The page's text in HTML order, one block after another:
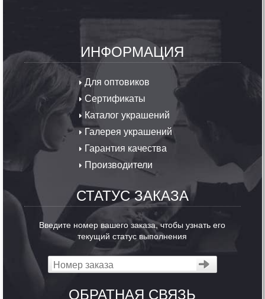
ИНФОРМАЦИЯ
Для оптовиков
Сертификаты
Каталог украшений
Галерея украшений
Гарантия качества
Производители
СТАТУС ЗАКАЗА
Введите номер вашего заказа, чтобы узнать его
текущий статус выполнения
ОБРАТНАЯ СВЯЗЬ